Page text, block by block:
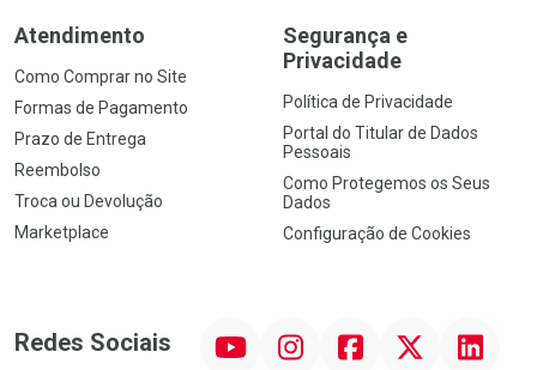
Atendimento
Como Comprar no Site
Formas de Pagamento
Prazo de Entrega
Reembolso
Troca ou Devolução
Marketplace
Segurança e
Privacidade
Política de Privacidade
Portal do Titular de Dados
Pessoais
Como Protegemos os Seus
Dados
Configuração de Cookies
Redes Sociais InstagramFacebook Linkedin